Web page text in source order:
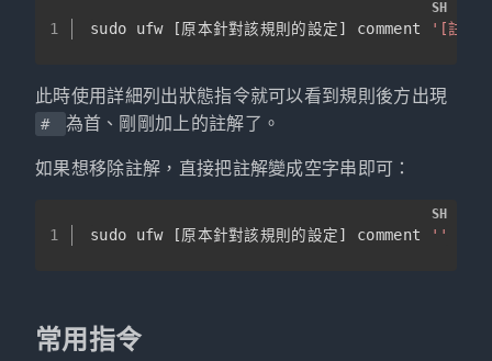
1 sudo ufw [原本針對該規則的設定] comment '[註解
SH
此時使用詳細列出狀態指令就可以看到規則後方出現
# 為首、剛剛加上的註解了。
如果想移除註解，直接把註解變成空字串即可：
1 sudo ufw [原本針對該規則的設定] comment ''
SH
常用指令